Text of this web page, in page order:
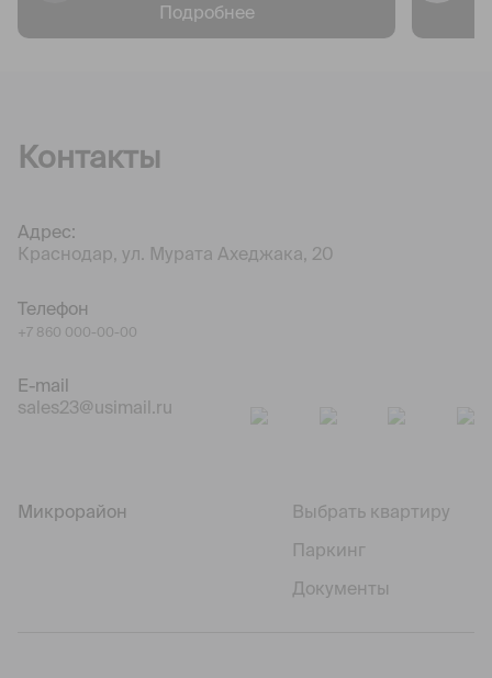
Подробнее
Контакты
Адрес:
Краснодар, ул. Мурата Ахеджака, 20
Телефон
+7 860 000-00-00
E-mail
sales23@usimail.ru
Микрорайон
Выбрать квартиру
Паркинг
Документы